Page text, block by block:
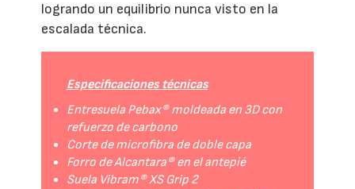
logrando un equilibrio nunca visto en la
escalada técnica.
Especificaciones técnicas
Entresuela Pebax® moldeada en 3D con
refuerzo de carbono
Corte de microfibra de doble capa
Forro de Alcantara® en el antepié
Suela Vibram® XS Grip 2